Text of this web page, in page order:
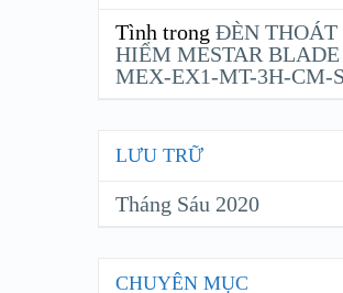
Tình trong ĐÈN THOÁT
HIỂM MESTAR BLADE
MEX-EX1-MT-3H-CM-S
LƯU TRỮ
Tháng Sáu 2020
CHUYÊN MỤC